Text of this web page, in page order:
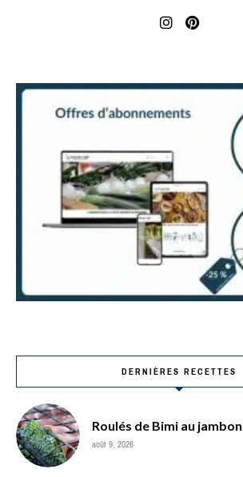
DERNIÈRES RECETTES
Roulés de Bimi au
août 9, 2026